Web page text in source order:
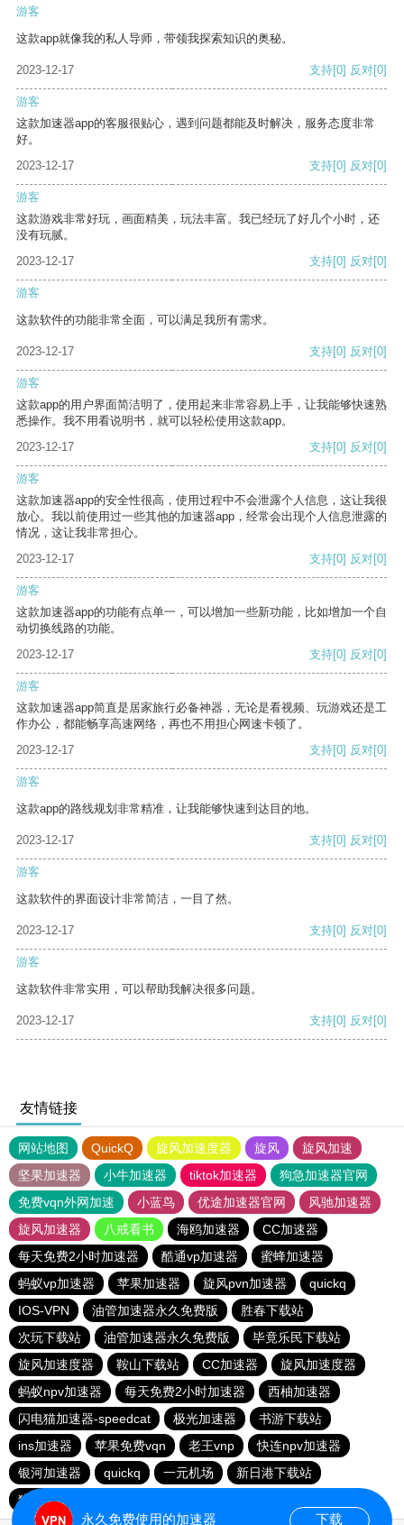
游客
这款app就像我的私人导师，带领我探索知识的奥秘。
2023-12-17 支持[0] 反对[0]
游客
这款加速器app的客服很贴心，遇到问题都能及时解决，服务态度非常
好。
2023-12-17
支持[0] 反对[0]
游客
这款游戏非常好玩，画面精美，玩法丰富。我已经玩了好几个小时，还
没有玩腻。
2023-12-17
支持[0] 反对[0]
游客
这款软件的功能非常全面，可以满足我所有需求。
2023-12-17 支持[0] 反对[0]
游客
这款app的用户界面简洁明了，使用起来非常容易上手，让我能够快速熟
悉操作。我不用看说明书，就可以轻松使用这款app。
2023-12-17
支持[0] 反对[0]
游客
这款加速器app的安全性很高，使用过程中不会泄露个人信息，这让我很
放心。我以前使用过一些其他的加速器app，经常会出现个人信息泄露的
情况，这让我非常担心。
2023-12-17
支持[0] 反对[0]
游客
这款加速器app的功能有点单一，可以增加一些新功能，比如增加一个自
动切换线路的功能。
2023-12-17
支持[0] 反对[0]
游客
这款加速器app简直是居家旅行必备神器，无论是看视频、玩游戏还是工
作办公，都能畅享高速网络，再也不用担心网速卡顿了。
2023-12-17
支持[0] 反对[0]
游客
这款app的路线规划非常精准，让我能够快速到达目的地。
2023-12-17 支持[0] 反对[0]
游客
这款软件的界面设计非常简洁，一目了然。
2023-12-17 支持[0] 反对[0]
游客
这款软件非常实用，可以帮助我解决很多问题。
2023-12-17 支持[0] 反对[0]
友情链接
网站地图 QuickQ 旋风加速度器 旋风
旋风加速
坚果加速器
小牛加速器 tiktok加速器
狗急加速器官网
免费vqn外网加速
小蓝鸟 优途加速器官网
风驰加速器
旋风加速器
八戒看书 海鸥加速器
CC加速器
每天免费2小时加速器
酷通vp加速器
蜜蜂加速器
蚂蚁vp加速器
苹果加速器 旋风pvn加速器
quickq
IOS-VPN
油管加速器永久免费版
胜春下载站
次玩下载站
油管加速器永久免费版
毕竟乐民下载站
旋风加速度器
鞍山下载站 CC加速器
旋风加速度器
蚂蚁npv加速器
每天免费2小时加速器
西柚加速器
闪电猫加速器-speedcat
极光加速器
书游下载站
ins加速器
苹果免费vqn 老王vnp
快连npv加速器
银河加速器
quickq 一元机场
新日港下载站
猎豹加速器
永久免费使用的加速器 下载